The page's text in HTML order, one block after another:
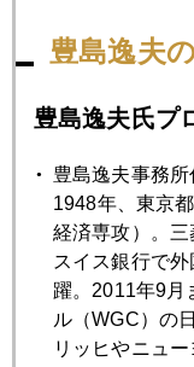
上げてきた。今後も
こまで来ると、中国
1月 2月
7月
豊島逸夫
豊島逸夫氏プ
豊島逸夫事務所
1948年、東京
経済専攻）。三
スイス銀行で
躍。2011年9月
ル（WGC）の
リッヒやニュ